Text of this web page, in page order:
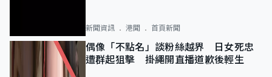
新聞資訊 港聞 首頁新聞
偶像「不點名」談粉絲越界 日女死忠
遭群起狙擊 掛繩開直播道歉後輕生